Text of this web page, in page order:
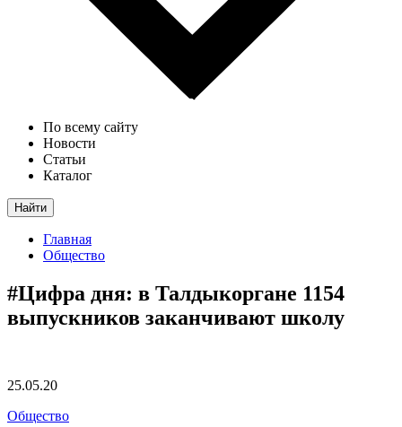
По всему сайту
Новости
Статьи
Каталог
Найти
Главная
Общество
#Цифра дня: в Талдыкоргане 1154
выпускников заканчивают школу
25.05.20
Общество